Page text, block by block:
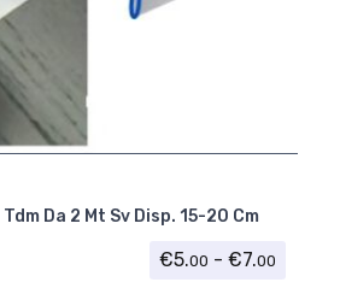
Da 2 Mt Sv Disp. 15-20 Cm
€5.00 - €7.00